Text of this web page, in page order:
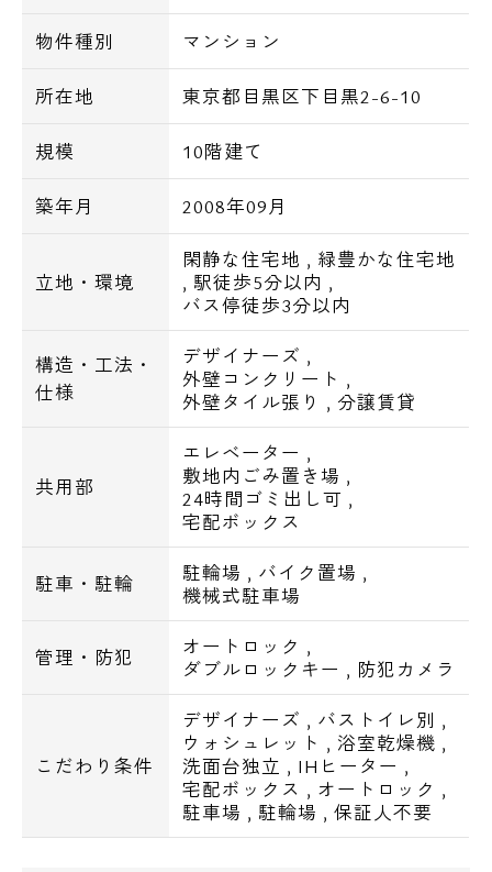
地上10階建の「グレイスコート目黒」は、
2008年9月に完成した高級賃貸マンションで
す。
※分譲賃貸の為、お部屋によって賃貸条件が
異なる場合が御座います。
名 称 グレイスコート目黒
所 在 地 東京都目黒区下目黒2-6-10
構造・規模 鉄骨鉄筋コンクリート造・地
上10階建
完 成 2010年9月
駐 車 場 有り(機械式)
駐 輪 場 有り
オートロック､TVモニター付インターフォ
ン､エレベーター､防犯カメラ､宅配ボックス､
日勤管理人､クリーニングボックス
システムキッチン､IHコンロ､エアコン､室内
洗濯機置き場､ウォシュレット､浴室換気乾燥
・セブンイレブンまで徒歩２分
物件種別 マンション
所在地 東京都目黒区下目黒2-6-10
規模 10階建て
築年月 2008年09月
立地・環境
閑静な住宅地 , 緑豊かな住宅地
, 駅徒歩5分以内 ,
バス停徒歩3分以内
構造・工法・
仕様
デザイナーズ ,
外壁コンクリート ,
外壁タイル張り , 分譲賃貸
共用部
エレベーター ,
敷地内ごみ置き場 ,
24時間ゴミ出し可 ,
宅配ボックス
駐車・駐輪 駐輪場 , バイク置場 ,
機械式駐車場
管理・防犯 オートロック ,
ダブルロックキー , 防犯カメラ
こだわり条件
デザイナーズ , バストイレ別 ,
ウォシュレット , 浴室乾燥機 ,
洗面台独立 , IHヒーター ,
宅配ボックス , オートロック ,
駐車場 , 駐輪場 , 保証人不要